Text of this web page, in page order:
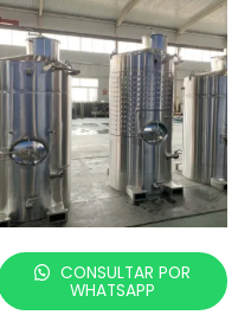
CONSULTAR POR
WHATSAPP